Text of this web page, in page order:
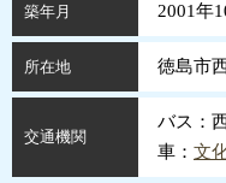
築年月 2001年
所在地 徳島市
交通機関
バス：
車： 文